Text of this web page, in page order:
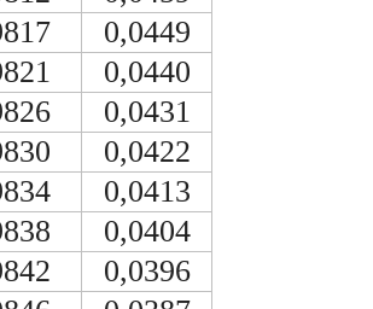
0,0449
0,0440
0,0431
0,0422
0,0413
0,0404
0,0396